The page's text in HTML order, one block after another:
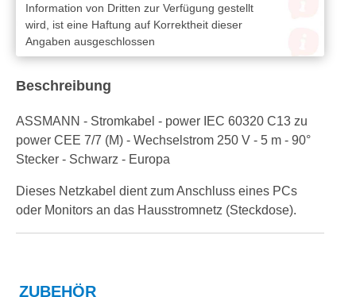
Information von Dritten zur Verfügung gestellt
wird, ist eine Haftung auf Korrektheit dieser
Angaben ausgeschlossen
Beschreibung
ASSMANN - Stromkabel - power IEC 60320 C13 zu
power CEE 7/7 (M) - Wechselstrom 250 V - 5 m - 90°
Stecker - Schwarz - Europa
Dieses Netzkabel dient zum Anschluss eines PCs
oder Monitors an das Hausstromnetz (Steckdose).
ZUBEHÖR